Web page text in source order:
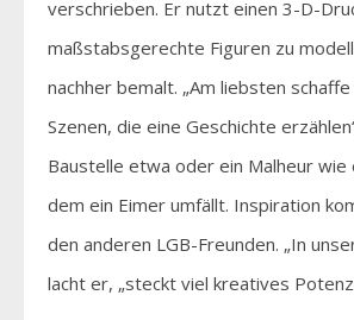
verschrieben. Er nutzt einen 3-D-
maßstabsgerechte Figuren zu
nachher bemalt. „Am liebsten
Szenen, die eine Geschichte
Baustelle etwa oder ein Malheur wie
dem ein Eimer umfällt. Inspiration
den anderen LGB-Freunden. „In
lacht er, „steckt viel kreatives